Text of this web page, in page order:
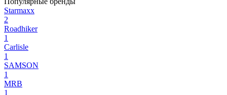
Starmaxx
2
Roadhiker
1
Carlisle
1
SAMSON
1
MRB
1